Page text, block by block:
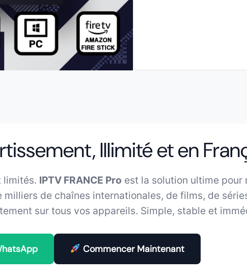
Illimité et en
limités. IPTV FRANCE Pro est la solution ultime pour
de chaînes internationales, de films, de
sur tous vos appareils. Simple, stable et
Commencer Maintenant